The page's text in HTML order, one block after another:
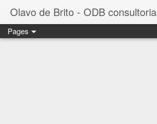
Olavo de Brito - ODB consultoria
Pages